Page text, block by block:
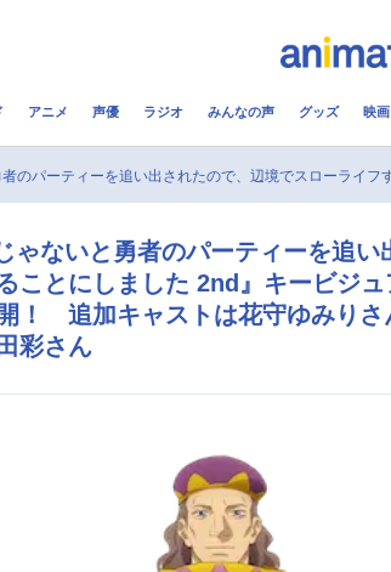
音楽 コスプレ
新記事一覧
ニメ記事一覧
アニメ映画一覧
アニメ 声優 ラジオ みんなの声 グッズ 映画
のパーティーを追い出されたので、辺境でスローライフ
ゃないと勇者のパーティーを追
ことにしました 2nd』キービジ
！ 追加キャストは花守ゆみりさ
彩さん